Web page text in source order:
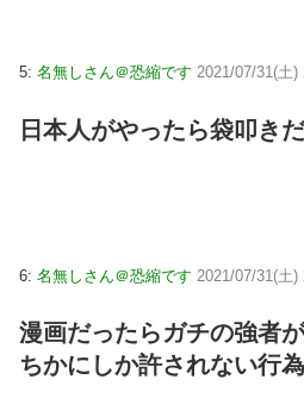
5: 名無しさん＠恐縮です 2021/07/31(土
日本人がやったら袋叩き
6: 名無しさん＠恐縮です 2021/07/31(土
漫画だったらガチの強者
ちかにしか許されない行